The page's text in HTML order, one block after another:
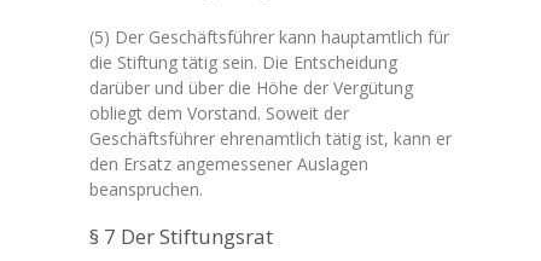
(5) Der Geschäftsführer kann hauptamtlich für
die Stiftung tätig sein. Die Entscheidung
darüber und über die Höhe der Vergütung
obliegt dem Vorstand. Soweit der
Geschäftsführer ehrenamtlich tätig ist, kann er
den Ersatz angemessener Auslagen
beanspruchen.
§ 7 Der Stiftungsrat